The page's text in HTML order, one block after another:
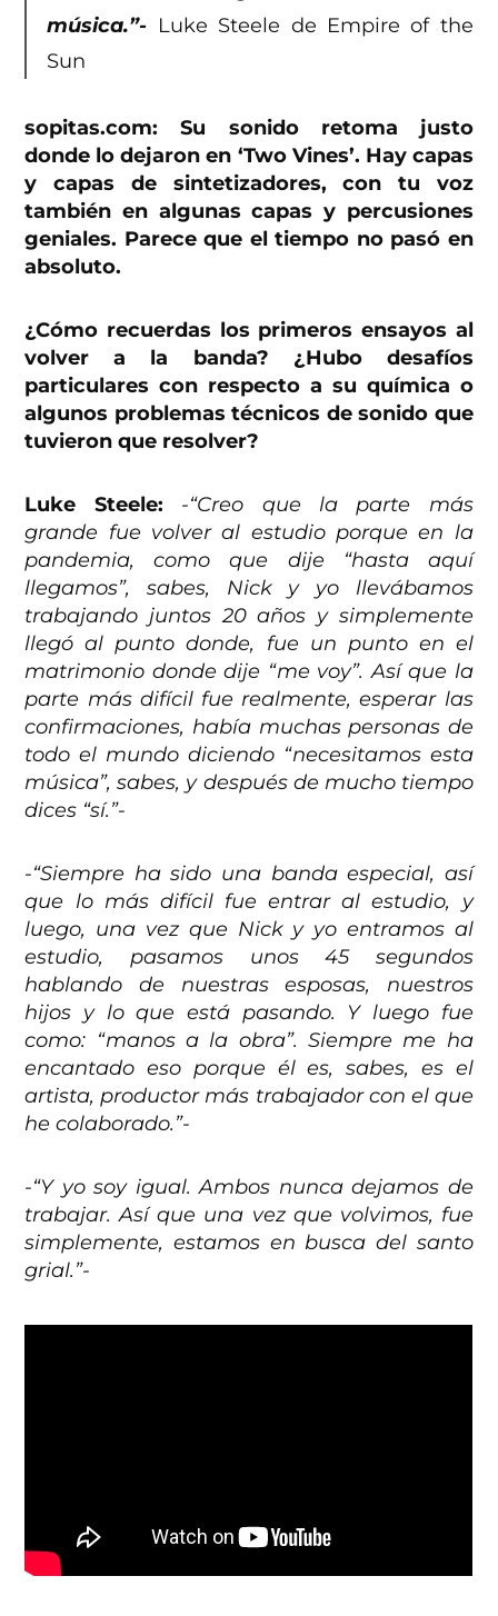
música.”- Luke Steele de Empire of the
Sun
sopitas.com: Su sonido retoma justo
donde lo dejaron en ‘Two Vines’. Hay capas
y capas de sintetizadores, con tu voz
también en algunas capas y percusiones
geniales. Parece que el tiempo no pasó en
absoluto.
¿Cómo recuerdas los primeros ensayos al
volver a la banda? ¿Hubo desafíos
particulares con respecto a su química o
algunos problemas técnicos de sonido que
tuvieron que resolver?
Luke Steele:
-“Creo que la parte más
grande fue volver al estudio porque en la
pandemia, como que dije “hasta aquí
llegamos”, sabes, Nick y yo llevábamos
trabajando juntos 20 años y simplemente
llegó al punto donde, fue un punto en el
matrimonio donde dije “me voy”. Así que la
parte más difícil fue realmente, esperar las
confirmaciones, había muchas personas de
todo el mundo diciendo “necesitamos esta
música”, sabes, y después de mucho tiempo
dices “sí.”-
-“Siempre ha sido una banda especial, así
que lo más difícil fue entrar al estudio, y
luego, una vez que Nick y yo entramos al
estudio, pasamos unos 45 segundos
hablando de nuestras esposas, nuestros
hijos y lo que está pasando. Y luego fue
como: “manos a la obra”. Siempre me ha
encantado eso porque él es, sabes, es el
artista, productor más trabajador con el que
he colaborado.”-
-“Y yo soy igual. Ambos nunca dejamos de
trabajar. Así que una vez que volvimos, fue
simplemente, estamos en busca del santo
grial.”-